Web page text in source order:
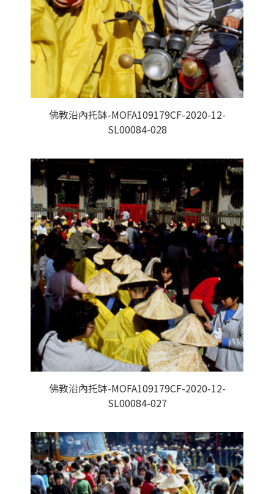
佛教沿內托缽-MOFA109179CF-2020-12-
SL00084-028
佛教沿內托缽-MOFA109179CF-2020-12-
SL00084-027